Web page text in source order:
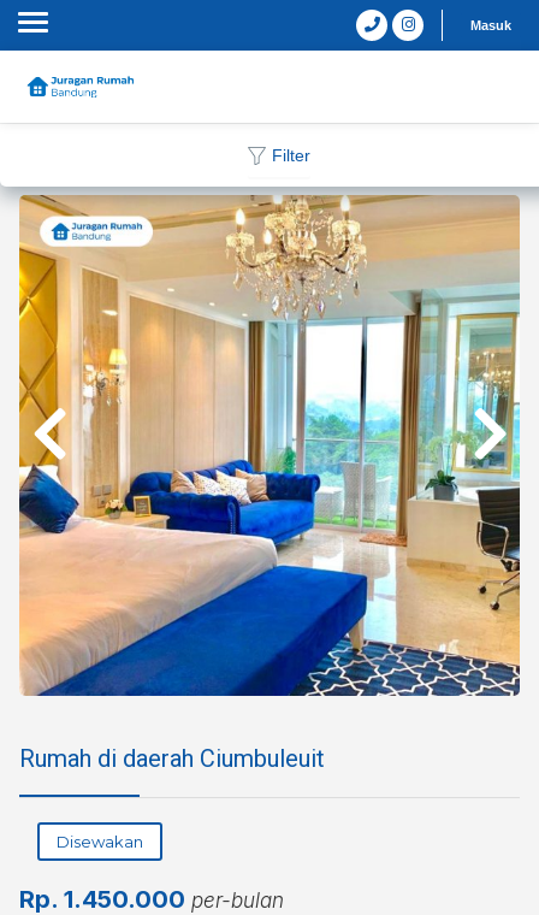
Masuk
Rumah di daerah Ciumbuleuit
Disewakan
Rp. 1.450.000 per-bulan
Filter